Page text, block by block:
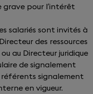
grave pour l’intérêt
salariés sont invités à
des ressources
au Directeur juridique
de signalement
signalement
en vigueur.